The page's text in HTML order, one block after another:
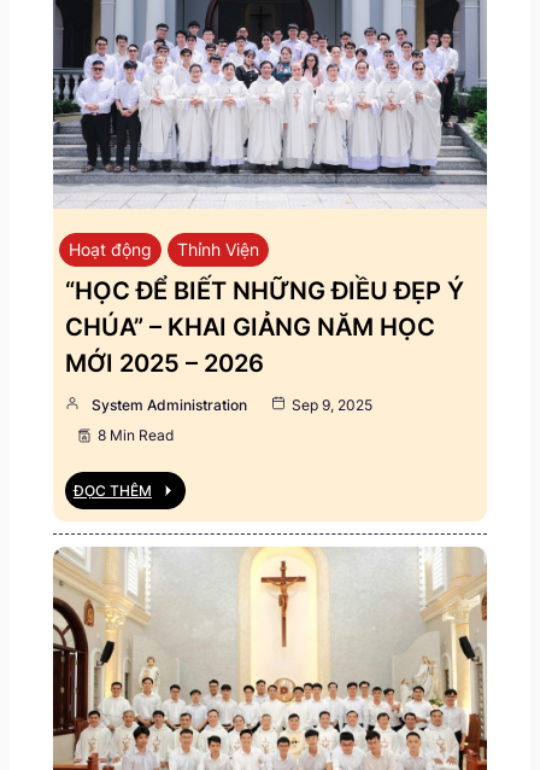
Hoạt động Thỉnh Viện
“HỌC ĐỂ BIẾT NHỮNG ĐIỀU ĐẸP Ý
CHÚA” – KHAI GIẢNG NĂM HỌC
MỚI 2025 – 2026
System Administration
Sep 9, 2025
8 Min Read
ĐỌC THÊM